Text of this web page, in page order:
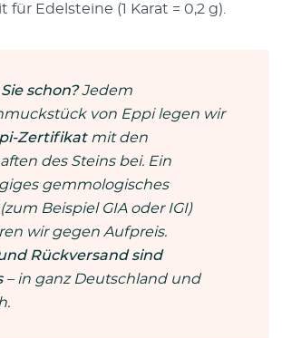
Edelsteine (1 Karat = 0,2 g).
schon?Jedem
von Eppi legen wir
Zertifikatmit den
des Steins bei. Ein
gemmologisches
Beispiel GIA oder IGI)
wir gegen Aufpreis.
Rückversand sind
– in ganz Deutschland und